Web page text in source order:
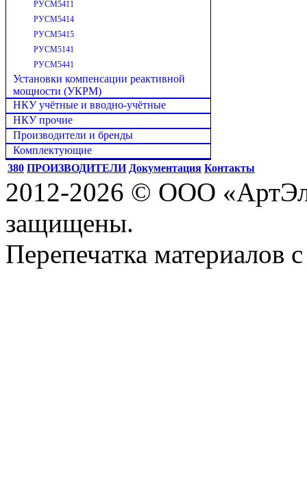
РУСМ5411
РУСМ5414
РУСМ5415
РУСМ5141
РУСМ5441
Установки компенсации реактивной
мощности (УКРМ)
НКУ учётные и вводно-учётные
НКУ прочие
Производители и бренды
Комплектующие
380 ПРОИЗВОДИТЕЛИ Документация Контакты
2012-2026 © ООО
защищены.
Перепечатка материалов